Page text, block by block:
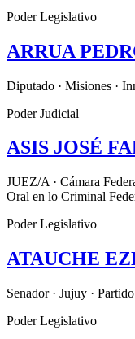
Poder Legislativo
ARRUA
Diputado · Misiones ·
Poder Judicial
ASIS JOSÉ
JUEZ/A · Cámara
Oral en lo Criminal
Poder Legislativo
ATAUCHE
Senador · Jujuy ·
Poder Legislativo